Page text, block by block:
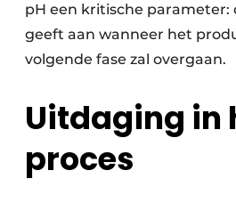
pH een kritische parameter:
geeft aan wanneer het
volgende fase zal overgaan.
Uitdaging in
proces